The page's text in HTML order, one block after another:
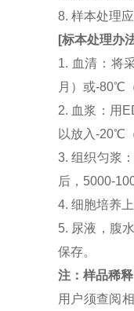
8. 样本处理
[标本处理办
1. 血清：将
月）或-80℃
2. 血浆：用
以放入-20℃
3. 组织匀浆
后，5000-
4. 细胞培养
5. 尿液，腹
保存。
注：样品稀
用户须查阅